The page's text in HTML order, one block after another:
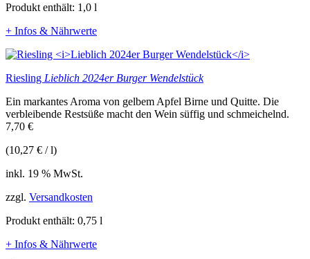
Produkt enthält: 1,0 l
+ Infos & Nährwerte
Riesling Lieblich 2024er Burger Wendelstück
Ein markantes Aroma von gelbem Apfel Birne und Quitte. Die
verbleibende Restsüße macht den Wein süffig und schmeichelnd.
7,70 €
(10,27 € /l)
inkl. 19 % MwSt.
zzgl. Versandkosten
Produkt enthält: 0,75 l
+ Infos & Nährwerte